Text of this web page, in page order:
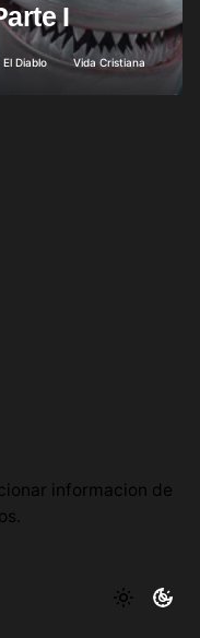
I
El Diablo Vida Cristiana
informacion de